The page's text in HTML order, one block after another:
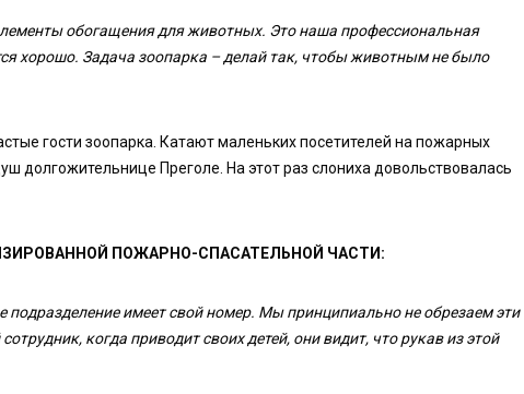
обогащения для животных. Это наша профессиональная
хорошо. Задача зоопарка – делай так, чтобы животным не было
гости зоопарка. Катают маленьких посетителей на пожарных
долгожительнице Преголе. На этот раз слониха довольствовалась
ПОЖАРНО-СПАСАТЕЛЬНОЙ ЧАСТИ:
имеет свой номер. Мы принципиально не обрезаем эти
когда приводит своих детей, они видит, что рукав из этой